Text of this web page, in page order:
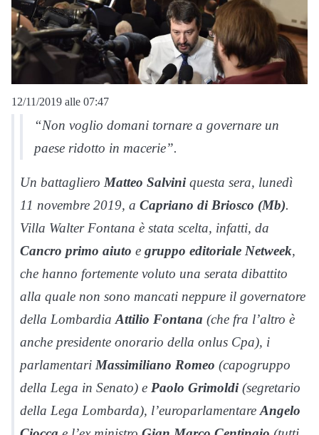
12/11/2019 alle 07:47
“Non voglio domani tornare a governare un
paese ridotto in macerie”.
Un battagliero Matteo Salviniquesta sera, lunedì
11 novembre 2019, a Capriano di Briosco (Mb).
Villa Walter Fontana è stata scelta, infatti, da
Cancro primo aiuto e gruppo editoriale Netweek,
che hanno fortemente voluto una serata dibattito
alla quale non sono mancati neppure il governatore
della LombardiaAttilio Fontana (che fra l’altro è
anche presidente onorario della onlus Cpa), i
parlamentariMassimiliano Romeo (capogruppo
della Lega in Senato) e Paolo Grimoldi(segretario
della Lega Lombarda), l’europarlamentareAngelo